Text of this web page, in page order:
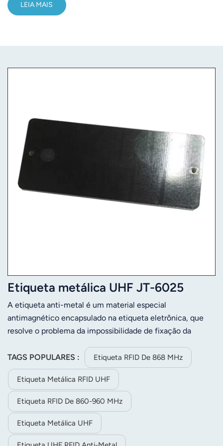
LEIA MAIS
Etiqueta metálica UHF JT-6025
A etiqueta anti-metal é um material especial
antimagnético encapsulado na etiqueta eletrônica, que
resolve o problema da impossibilidade de fixação da
são à prova d'água, resistentes a ácidos, álcalis e impactos,
podendo ser usados ​​em ambientes externos. A fixação de
uma etiqueta anti-metal em uma superfície metálica
proporciona um bom desempenho de leitura, mesmo a
distâncias maiores do que a leitura no ar. Graças a um
circuito especial, a etiqueta eletrônica consegue prevenir
eficazmente a interferência de metais no sinal de
TAGS POPULARES : Etiqueta RFID De 868 MHz
Etiqueta Metálica RFID UHF
Etiqueta RFID De 860-960 MHz
Etiqueta Metálica UHF